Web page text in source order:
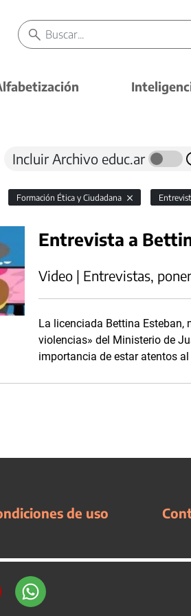
Incluir Archivo educ.ar
Formación Ética y Ciudadana
Entrevista a
Video | Entrevistas,
La licenciada Bettina
violencias» del Ministerio de
importancia de estar atentos
de uso